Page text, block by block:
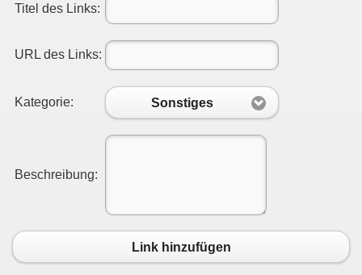
Titel des Links:
URL des Links:
Kategorie: Sonstiges
Beschreibung:
Link hinzufügen